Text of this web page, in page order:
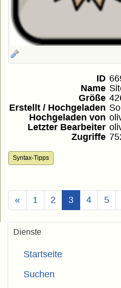
ID
Name
Größe
Erstellt / Hochgeladen
Hochgeladen von
Letzter Bearbeiter
Zugriffe
Syntax-Tipps
« 1 2 3(Aktuell)
4 5
Dienste
Startseite
Suchen